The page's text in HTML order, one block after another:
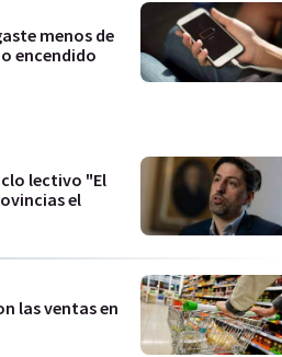
menos de
encendido
lectivo "El
el
las ventas en